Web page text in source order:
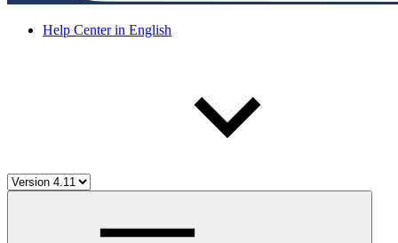
Help Center in English